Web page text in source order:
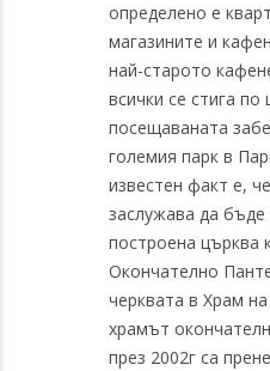
определено е
магазините и
най-старото
всички се стига
посещаваната
големия парк в
известен факт е,
заслужава да
построена църква
Окончателно
черквата в Храм
храмът
през 2002г са